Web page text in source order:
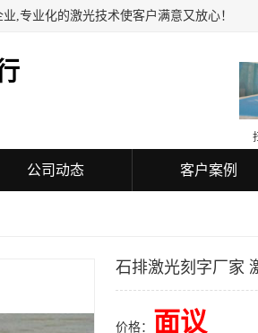
,专业化的激光技术使客户满意又放心！
公司动态 客户案例
石排激光刻字厂家
价格： 面议